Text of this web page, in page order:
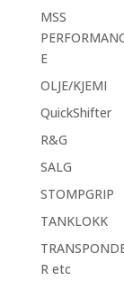
MSS
E
OLJE/KJEMI
QuickShifter
R&G
SALG
STOMPGRIP
TANKLOKK
R etc